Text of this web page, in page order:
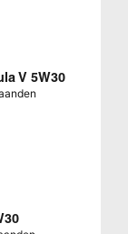
V 5W30